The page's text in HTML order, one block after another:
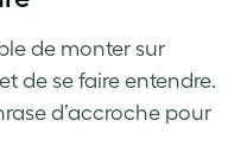
de monter sur
de se faire entendre.
d’accroche pour